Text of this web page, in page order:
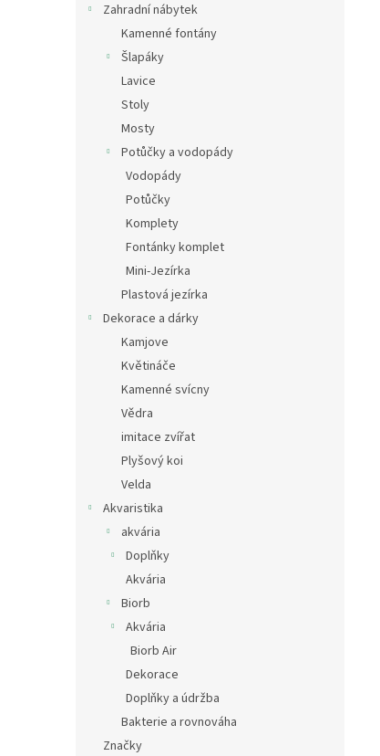
Zahradní nábytek
Kamenné fontány
Šlapáky
Lavice
Stoly
Mosty
Potůčky a vodopády
Vodopády
Potůčky
Komplety
Fontánky komplet
Mini-Jezírka
Plastová jezírka
Dekorace a dárky
Kamjove
Květináče
Kamenné svícny
Vědra
imitace zvířat
Plyšový koi
Velda
Akvaristika
akvária
Doplňky
Akvária
Biorb
Akvária
Biorb Air
Dekorace
Doplňky a údržba
Bakterie a rovnováha
Značky